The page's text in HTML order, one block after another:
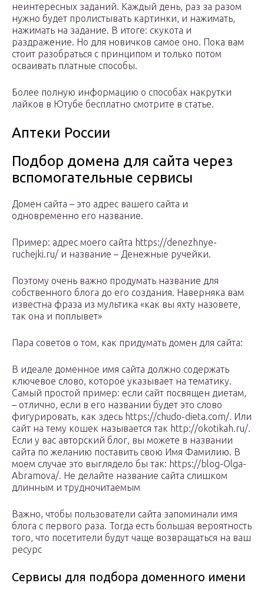
неинтересных заданий. Каждый день, раз за разом
нужно будет пролистывать картинки, и нажимать,
нажимать на задание. В итоге: скукота и
раздражение. Но для новичков самое оно. Пока вам
стоит разобраться с принципом и только потом
осваивать платные способы.
Более полную информацию о способах накрутки
лайков в Ютубе бесплатно смотрите в статье.
Аптеки России
Подбор домена для сайта через
вспомогательные сервисы
Домен сайта – это адрес вашего сайта и
одновременно его название.
Пример: адрес моего сайта https://denezhnye-
ruchejki.ru/ и название – Денежные ручейки.
Поэтому очень важно продумать название для
собственного блога до его создания. Наверняка вам
известна фраза из мультика «как вы яхту назовете,
так она и поплывет»
Пара советов о том, как придумать домен для сайта:
В идеале доменное имя сайта должно содержать
ключевое слово, которое указывает на тематику.
Самый простой пример: если сайт посвящен диетам,
– отлично, если в его названии будет это слово
фигурировать, как здесь https://chudo-dieta.com/. Или
сайт на тему кошек называется так http://okotikah.ru/.
Если у вас авторский блог, вы можете в названии
сайта по желанию поставить свою Имя Фамилию. В
моем случае это выглядело бы так: https://blog-Olga-
Abramova/. Не делайте название сайта слишком
длинным и трудночитаемым
Важно, чтобы пользователи сайта запоминали имя
блога с первого раза. Тогда есть большая вероятность
того, что посетители будут чаще возвращаться на ваш
ресурс
Сервисы для подбора доменного имени